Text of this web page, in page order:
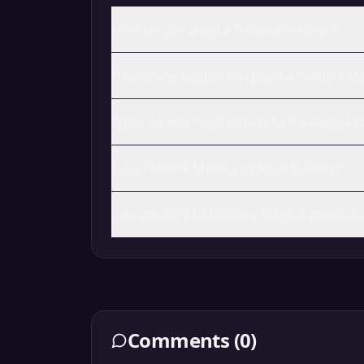
Comments (0)